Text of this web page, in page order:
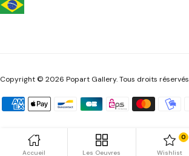
Copyright © 2026 Popart Gallery. Tous droits réservés
Accueil Les Oeuvres Wishlist
0